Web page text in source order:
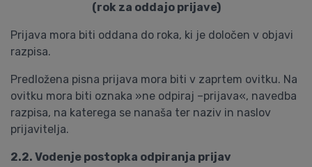
(rok za oddajo prijave)
Prijava mora biti oddana do roka, ki je določen v objavi
razpisa.
Predložena pisna prijava mora biti v zaprtem ovitku. Na
ovitku mora biti oznaka »ne odpiraj –prijava«, navedba
razpisa, na katerega se nanaša ter naziv in naslov
prijavitelja.
2.2. Vodenje postopka odpiranja prijav